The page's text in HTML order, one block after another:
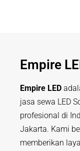
Empire
Empire LED
jasa sewa LED
profesional di
Jakarta. Kami
memberikan